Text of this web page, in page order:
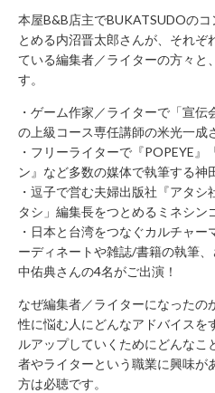
本屋B&B店主でBUKATSUDOの
とめる内沼晋太郎さんが、それ
ている編集者／ライターの方々と
す。
・ゲーム作家／ライターで「宣
の上級コース専任講師の米光一成
・フリーライターで『POPEYE
ン』など多数の媒体で執筆する神
・逗子で営む夫婦出版社『アタ
タシ」編集長をつとめるミネシン
・日本と台湾をつなぐカルチャ
ーディネートや雑誌/書籍の執筆
中佑典さんの4名がご出演！
なぜ編集者／ライターになったの
性に悩む人にどんなアドバイスを
ルアップしていくためにどんな
者やライターという職業に興味が
方は必聴です。
お
問
合
わ
せ
新
の
方
会
登
済
み